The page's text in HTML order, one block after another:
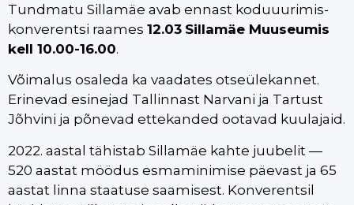
Tundmatu Sillamäe avab ennast koduuurimis-
konverentsi raames 12.03 Sillamäe Muuseumis
kell 10.00-16.00.
Võimalus osaleda ka vaadates otseülekannet.
Erinevad esinejad Tallinnast Narvani ja Tartust
Jõhvini ja põnevad ettekanded ootavad kuulajaid.
2022. aastal tähistab Sillamäe kahte juubelit —
520 aastat möödus esmaminimise päevast ja 65
aastat linna staatuse saamisest. Konverentsil